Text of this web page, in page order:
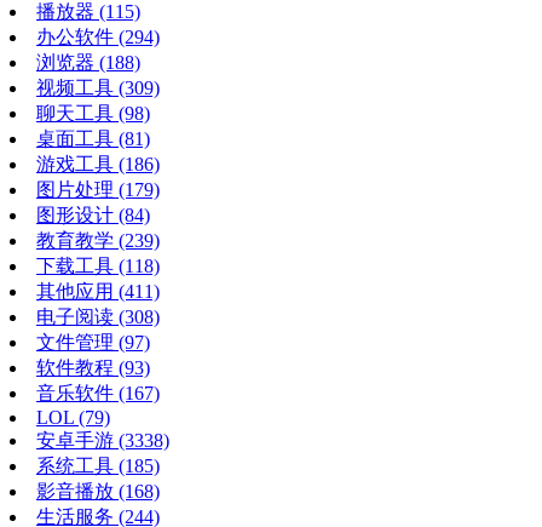
播放器 (115)
办公软件 (294)
浏览器 (188)
视频工具 (309)
聊天工具 (98)
桌面工具 (81)
游戏工具 (186)
图片处理 (179)
图形设计 (84)
教育教学 (239)
下载工具 (118)
其他应用 (411)
电子阅读 (308)
文件管理 (97)
软件教程 (93)
音乐软件 (167)
LOL (79)
安卓手游 (3338)
系统工具 (185)
影音播放 (168)
生活服务 (244)